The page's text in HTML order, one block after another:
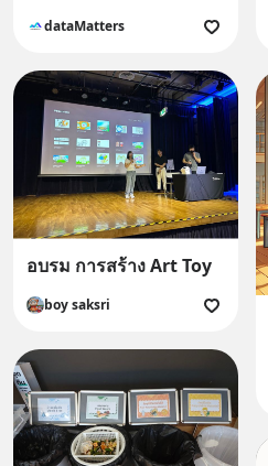
dataMatters
อบรม การสร้าง Art Toy
boy saksri